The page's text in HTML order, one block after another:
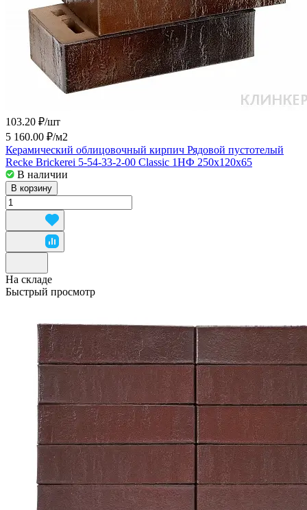
103.20 ₽/шт
5 160.00 ₽/м2
Керамический облицовочный кирпич Рядовой пустотелый
Recke Brickerei 5-54-33-2-00 Classic 1НФ 250x120x65
В наличии
В корзину
На складе
Быстрый просмотр